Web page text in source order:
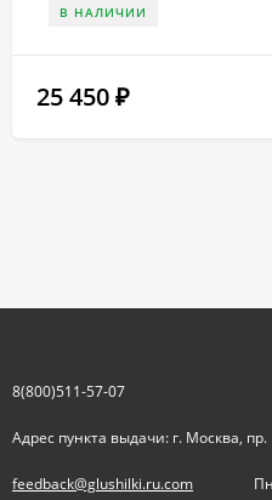
В НАЛИЧИИ
25 450 ₽
8(800)511-57-07
Адрес пункта выдачи: г. Москва,
feedback@glushilki.ru.com